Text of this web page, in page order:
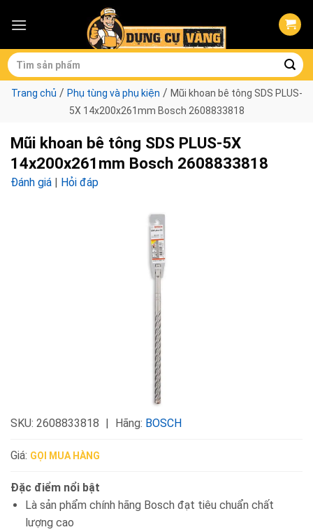
Tìm
kiếm:
Trang chủ / Phụ tùng và phụ kiện / Mũi khoan bê tông SDS PLUS-
5X 14x200x261mm Bosch 2608833818
Mũi khoan bê tông SDS PLUS-5X
14x200x261mm Bosch 2608833818
Đánh giá | Hỏi đáp
SKU: 2608833818 Hãng: BOSCH
Giá: GỌI MUA HÀNG
Đặc điểm nổi bật
Là sản phẩm chính hãng Bosch đạt tiêu chuẩn chất
lượng cao